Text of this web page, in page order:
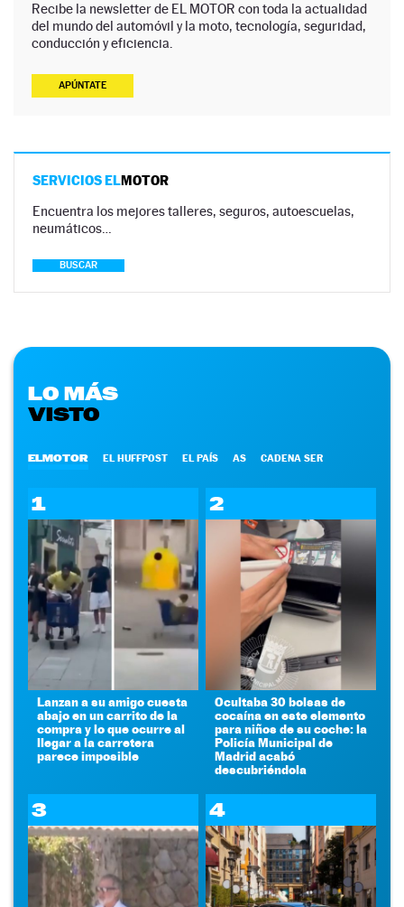
Recibe la newsletter de EL MOTOR con toda la actualidad
del mundo del automóvil y la moto, tecnología, seguridad,
conducción y eficiencia.
APÚNTATE
SERVICIOS ELMOTOR
Encuentra los mejores talleres, seguros, autoescuelas,
neumáticos…
BUSCAR
LO MÁS
VISTO
ELMOTOR EL HUFFPOST EL PAÍS AS CADENA SER
1
Lanzan a su amigo cuesta
abajo en un carrito de la
compra y lo que ocurre al
llegar a la carretera
parece imposible
2
Ocultaba 30 bolsas de
cocaína en este elemento
para niños de su coche: la
Policía Municipal de
Madrid acabó
descubriéndola
3 4